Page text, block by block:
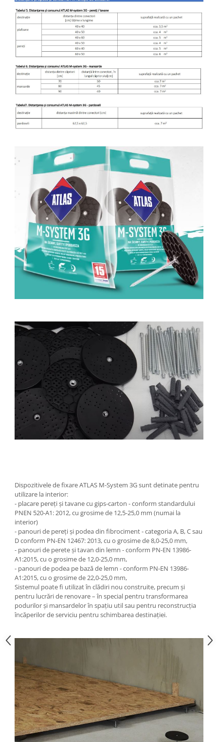
Dispozitivele de fixare ATLAS M-System 3G sunt detinate pentru
utilizare la interior:
- placare pereți și tavane cu gips-carton - conform standardului
PNEN 520-A1: 2012, cu grosime de 12,5-25,0 mm (numai la
interior)
- panouri de pereți și podea din fibrociment - categoria A, B, C sau
D conform PN-EN 12467: 2013, cu o grosime de 8,0-25,0 mm,
- panouri de perete și tavan din lemn - conform PN-EN 13986-
A1:2015, cu o grosime de 12,0-25,0 mm,
- panouri de podea pe bază de lemn - conform PN-EN 13986-
A1:2015, cu o grosime de 22,0-25,0 mm,
Sistemul poate fi utilizat în clădiri nou construite, precum și
pentru lucrări de renovare – în special pentru transformarea
podurilor și mansardelor în spațiu util sau pentru reconstrucția
încăperilor de serviciu pentru schimbarea destinației.